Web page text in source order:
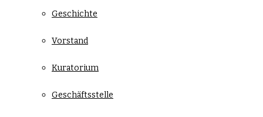
Geschichte
Vorstand
Kuratorium
Geschäftsstelle